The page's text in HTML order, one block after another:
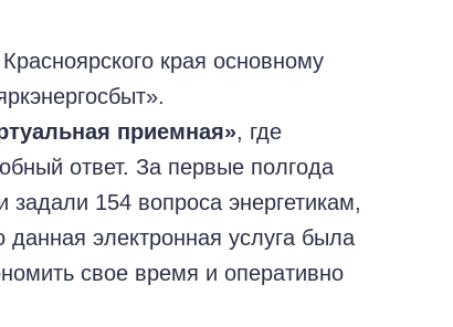
края основному
приемная», где
ответ. За первые полгода
154 вопроса энергетикам,
электронная услуга была
свое время и оперативно